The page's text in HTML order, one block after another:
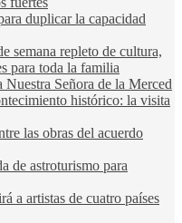
duplicar la capacidad
semana repleto de cultura,
para toda la familia
Señora de la Merced
histórico: la visita
las obras del acuerdo
de astroturismo para
a artistas de cuatro países